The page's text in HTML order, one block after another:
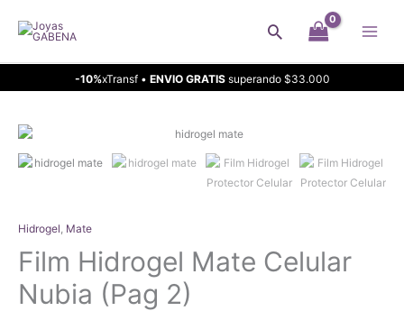
Buscar
-10%xTransf • ENVIO GRATISsuperando $33.000
Hidrogel, Mate
Film Hidrogel Mate Celular
Nubia (Pag 2)